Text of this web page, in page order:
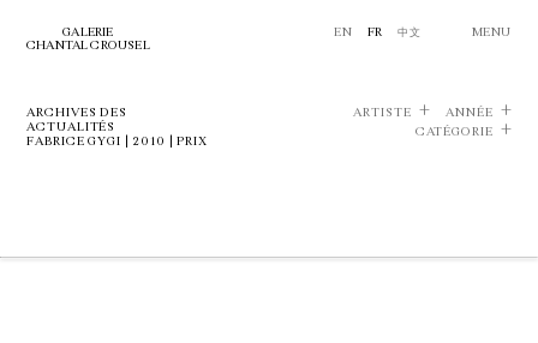
GALERIE
CHANTAL CROUSEL
EN FR 中文 MENU
ARCHIVES DES
ACTUALITÉS
FABRICE GYGI | 2010 | PRIX
ARTISTE
ANNÉE
CATÉGORIE